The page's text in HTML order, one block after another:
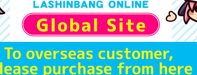
状態 :A
オンライン
品切状態 590